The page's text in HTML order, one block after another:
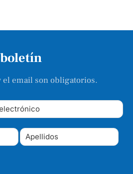
el email son obligatorios.